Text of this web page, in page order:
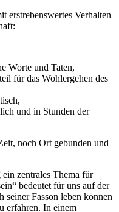
erstrebenswertes Verhalten
Worte und Taten,
für das Wohlergehen des
und in Stunden der
noch Ort gebunden und
zentrales Thema für
bedeutet für uns auf der
seiner Fasson leben können
erfahren. In einem